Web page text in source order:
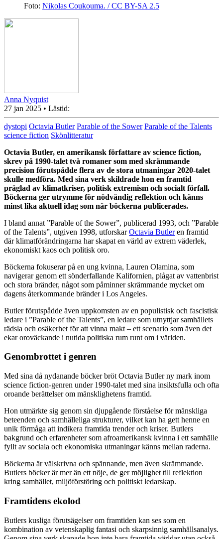
Foto: Nikolas Coukouma. / CC BY-SA 2.5
Anna Nyquist
27 jan 2025 • Lästid:
dystopi Octavia Butler Parable of the Sower Parable of the Talents
science fiction Skönlitteratur
Octavia Butler, en amerikansk författare av science fiction,
skrev på 1990-talet två romaner som med skrämmande
precision förutspådde flera av de stora utmaningar 2020-talet
skulle medföra. Med sina verk skildrade hon en framtid
präglad av klimatkriser, politisk extremism och socialt förfall.
Böckerna ger utrymme för nödvändig reflektion och känns
minst lika aktuell idag som när böckerna publicerades.
I bland annat ”Parable of the Sower”, publicerad 1993, och ”Parable
of the Talents”, utgiven 1998, utforskarOctavia Butleren framtid
där klimatförändringarna har skapat en värld av extrem väderlek,
ekonomiskt kaos och politisk oro.
Böckerna fokuserar på en ung kvinna, Lauren Olamina, som
navigerar genom ett sönderfallande Kalifornien, plågat av vattenbrist
och stora bränder, något som påminner skrämmande mycket om
dagens återkommande bränder i Los Angeles.
Butler förutspådde även uppkomsten av en populistisk och fascistisk
ledare i ”Parable of the Talents”, en ledare som utnyttjar samhällets
rädsla och osäkerhet för att vinna makt – ett scenario som även det
ekar oroväckande i nutida politiska rum runt om i världen.
Genombrottet i genren
Med sina då nydanande böcker bröt Octavia Butler ny mark inom
science fiction-genren under 1990-talet med sina insiktsfulla och ofta
oroande berättelser om mänsklighetens framtid.
Hon utmärkte sig genom sin djupgående förståelse för mänskliga
beteenden och samhälleliga strukturer, vilket kan ha gett henne en
unik förmåga att indikera framtida trender och kriser. Butlers
bakgrund och erfarenheter som afroamerikansk kvinna i ett samhälle
fyllt av sociala och ekonomiska utmaningar känns mellan raderna.
Böckerna är välskrivna och spännande, men även skrämmande.
Butlers böcker är mer än ett nöje, de ger möjlighet till reflektion
kring samhället, miljöförstöring och politiskt ledarskap.
Framtidens ekolod
Butlers kusliga förutsägelser om framtiden kan ses som en
kombination av vetenskaplig fantasi och skarpsinnig samhällsanalys.